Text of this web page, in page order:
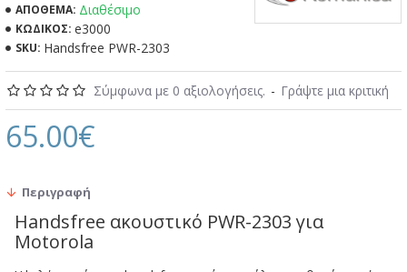
ΑΠΌΘΕΜΑ: Διαθέσιμο
ΚΩΔΙΚΌΣ: e3000
SKU: Handsfree PWR-2303
Σύμφωνα με 0 αξιολογήσεις. - Γράψτε μια κριτική
65.00€
Περιγραφή
Handsfree ακουστικό PWR-2303 για
Motorola